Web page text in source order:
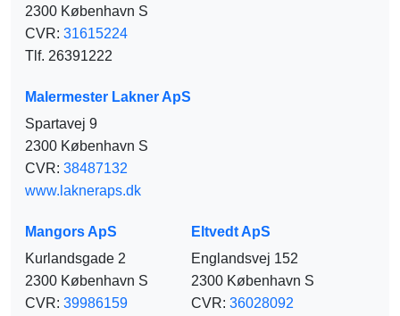
2300 København S
CVR: 31615224
Tlf. 26391222
Malermester Lakner ApS
Spartavej 9
2300 København S
CVR: 38487132
www.lakneraps.dk
Mangors ApS
Kurlandsgade 2
2300 København S
CVR: 39986159
Eltvedt ApS
Englandsvej 152
2300 København S
CVR: 36028092